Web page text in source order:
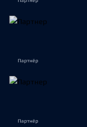
Партнёр
Партнёр